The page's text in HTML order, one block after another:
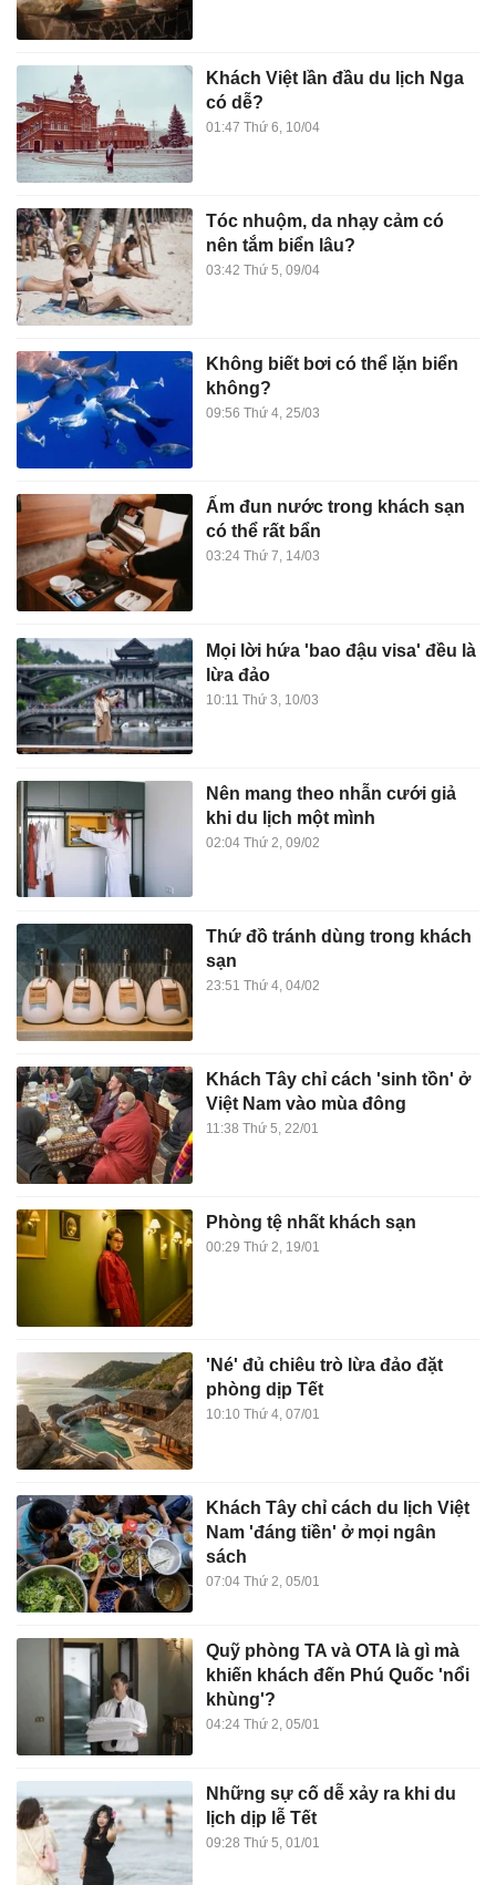
Khách Việt lần đầu du lịch Nga
có dễ?
01:47 Thứ 6, 10/04
Tóc nhuộm, da nhạy cảm có
nên tắm biển lâu?
03:42 Thứ 5, 09/04
Không biết bơi có thể lặn biển
không?
09:56 Thứ 4, 25/03
Ấm đun nước trong khách sạn
có thể rất bẩn
03:24 Thứ 7, 14/03
Mọi lời hứa 'bao đậu visa' đều là
lừa đảo
10:11 Thứ 3, 10/03
Nên mang theo nhẫn cưới giả
khi du lịch một mình
02:04 Thứ 2, 09/02
Thứ đồ tránh dùng trong khách
sạn
23:51 Thứ 4, 04/02
Khách Tây chỉ cách 'sinh tồn' ở
Việt Nam vào mùa đông
11:38 Thứ 5, 22/01
Phòng tệ nhất khách sạn
00:29 Thứ 2, 19/01
'Né' đủ chiêu trò lừa đảo đặt
phòng dịp Tết
10:10 Thứ 4, 07/01
Khách Tây chỉ cách du lịch Việt
Nam 'đáng tiền' ở mọi ngân
sách
07:04 Thứ 2, 05/01
Quỹ phòng TA và OTA là gì mà
khiến khách đến Phú Quốc 'nổi
khùng'?
04:24 Thứ 2, 05/01
Những sự cố dễ xảy ra khi du
lịch dịp lễ Tết
09:28 Thứ 5, 01/01